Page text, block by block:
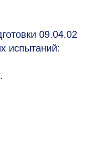
09.04.02
испытаний: